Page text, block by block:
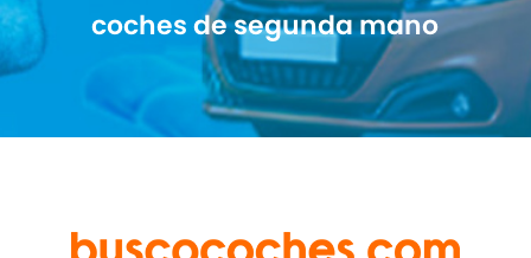
coches de segunda mano